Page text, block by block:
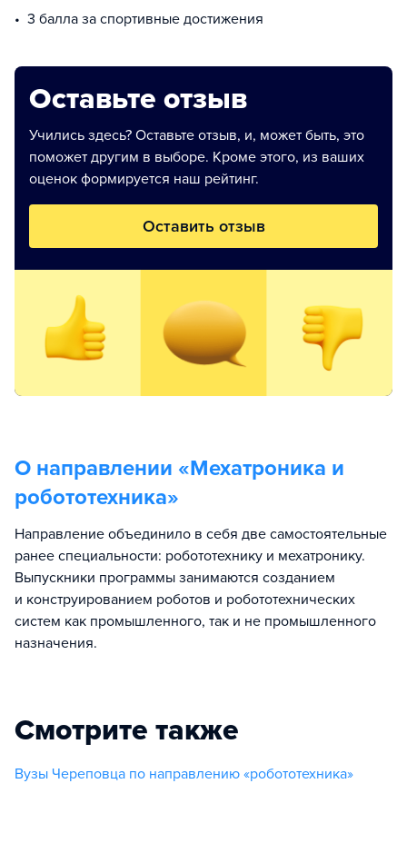
3 балла за спортивные достижения
Оставьте отзыв
Учились здесь? Оставьте отзыв, и, может быть, это
поможет другим в выборе. Кроме этого, из ваших
оценок формируется наш рейтинг.
Оставить отзыв
О направлении «Мехатроника и
робототехника»
Направление объединило в себя две самостоятельные
ранее специальности: робототехнику и мехатронику.
Выпускники программы занимаются созданием
и конструированием роботов и робототехнических
систем как промышленного, так и не промышленного
назначения.
Смотрите также
Вузы Череповца по направлению «робототехника»